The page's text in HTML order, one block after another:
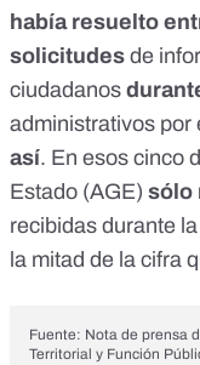
había resuelto
solicitudes de
ciudadanos
administrativos por
así. En esos cinco
Estado (AGE) sólo
recibidas durante
la mitad de la cifra
Fuente: Nota de prensa
Territorial y Función